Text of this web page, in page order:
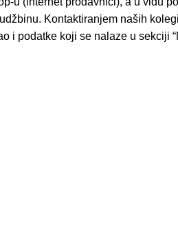
Kontaktiranjem naših
podatke koji se nalaze u sekciji